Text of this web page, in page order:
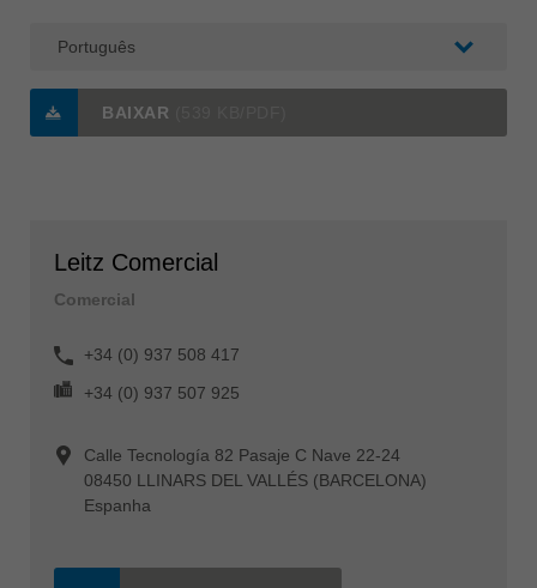
BAIXAR
Leitz Comercial
Comercial
+34 (0) 937 508 417
+34 (0) 937 507 925
Calle Tecnología 82 Pasaje C Nave 22-24
08450 LLINARS DEL VALLÉS (BARCELONA)
Espanha